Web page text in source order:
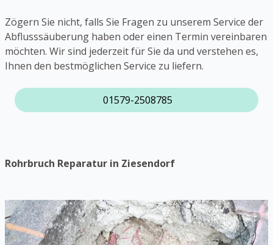
Zögern Sie nicht, falls Sie Fragen zu unserem Service der
Abflusssäuberung haben oder einen Termin vereinbaren
möchten. Wir sind jederzeit für Sie da und verstehen es,
Ihnen den bestmöglichen Service zu liefern.
01579-2508785
Rohrbruch Reparatur in Ziesendorf